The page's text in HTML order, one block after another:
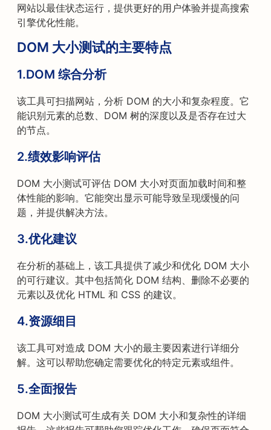
网站以最佳状态运行，提供更好的用户体验并提高搜索
引擎优化性能。
DOM 大小测试的主要特点
1.DOM 综合分析
该工具可扫描网站，分析 DOM 的大小和复杂程度。它
能识别元素的总数、DOM 树的深度以及是否存在过大
的节点。
2.绩效影响评估
DOM 大小测试可评估 DOM 大小对页面加载时间和整
体性能的影响。它能突出显示可能导致呈现缓慢的问
题，并提供解决方法。
3.优化建议
在分析的基础上，该工具提供了减少和优化 DOM 大小
的可行建议。其中包括简化 DOM 结构、删除不必要的
元素以及优化 HTML 和 CSS 的建议。
4.资源细目
该工具可对造成 DOM 大小的最主要因素进行详细分
解。这可以帮助您确定需要优化的特定元素或组件。
5.全面报告
DOM 大小测试可生成有关 DOM 大小和复杂性的详细